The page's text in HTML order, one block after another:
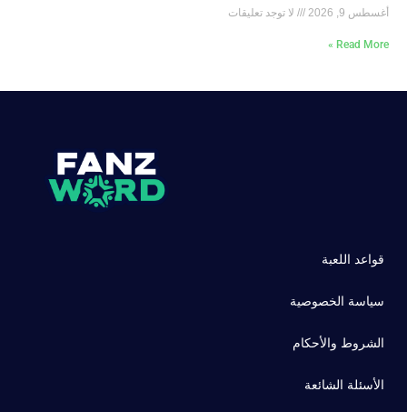
أغسطس 9, 2026 لا توجد تعليقات
Read More »
قواعد اللعبة
سياسة الخصوصية
الشروط والأحكام
الأسئلة الشائعة